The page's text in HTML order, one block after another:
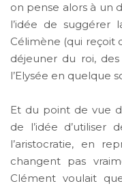
on pense alors à un
l’idée de suggérer
Célimène (qui reçoit
déjeuner du roi,
l’Elysée en quelque
Et du point de vue
de l’idée d’utiliser
l’aristocratie, en
changent pas
Clément voulait